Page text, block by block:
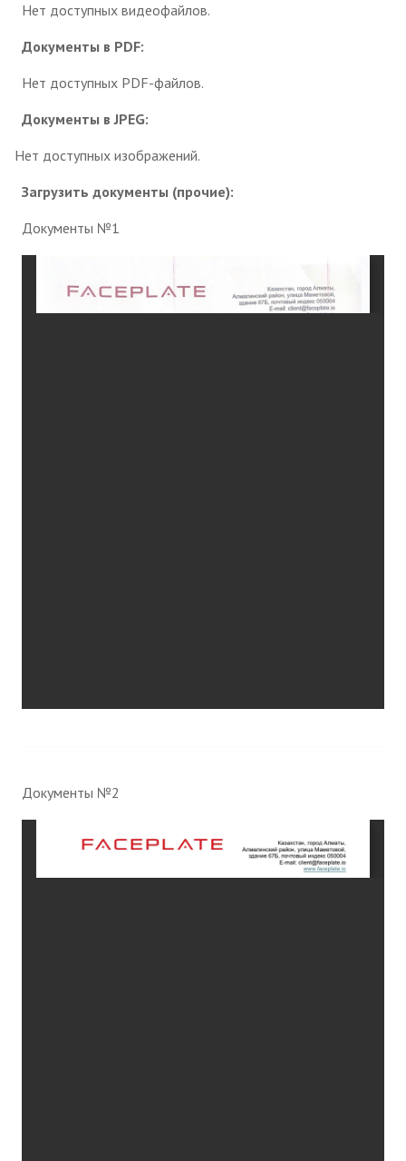
Нет доступных видеофайлов.
Документы в PDF:
Нет доступных PDF-файлов.
Документы в JPEG:
Нет доступных изображений.
Загрузить документы (прочие):
Документы №1
Документы №2